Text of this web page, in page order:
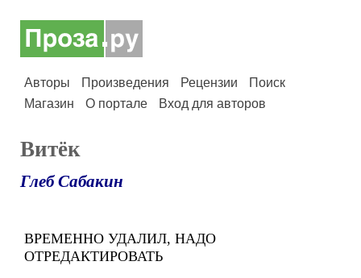
Авторы Произведения Рецензии
Поиск
Магазин
О портале Вход для авторов
Витёк
Глеб Сабакин
ВРЕМЕННО УДАЛИЛ, НАДО
ОТРЕДАКТИРОВАТЬ